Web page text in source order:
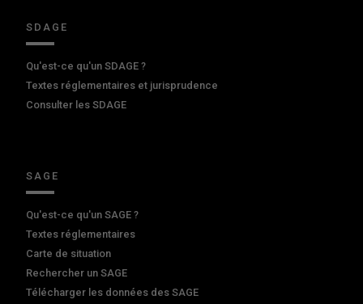
SDAGE
Qu'est-ce qu'un SDAGE ?
Textes réglementaires et jurisprudence
Consulter les SDAGE
SAGE
Qu'est-ce qu'un SAGE ?
Textes réglementaires
Carte de situation
Rechercher un SAGE
Télécharger les données des SAGE